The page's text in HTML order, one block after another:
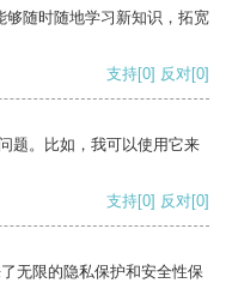
够随时随地学习新知识，拓宽
支持[0] 反对[0]
题。比如，我可以使用它来
支持[0] 反对[0]
无限的隐私保护和安全性保